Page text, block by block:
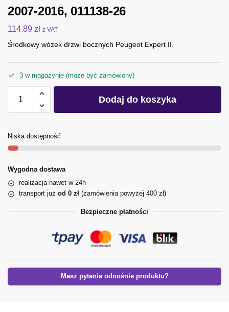
2007-2016, 011138-26
114.89 zł z VAT
Środkowy wózek drzwi bocznych Peugeot Expert II.
3 w magazynie (może być zamówiony)
Dodaj do koszyka
Niska dostępność
Wygodna dostawa
realizacja nawet w 24h
transport już od 0 zł (zamówienia powyżej 400 zł)
Bezpieczne płatności
Masz pytania odnośnie produktu?